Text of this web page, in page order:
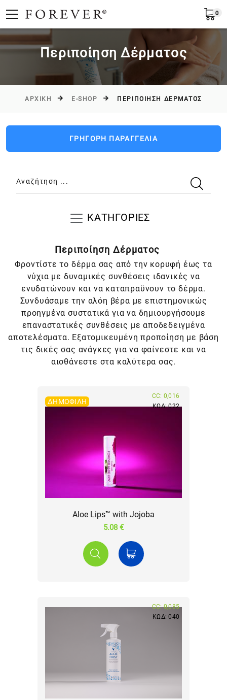
EL Ελλάδα Υποβολή
0
Περιποίηση Δέρματος
ΑΡΧΙΚΉ E-SHOP ΠΕΡΙΠΟΊΗΣΗ ΔΈΡΜΑΤΟΣ
ΓΡΗΓΟΡΗ ΠΑΡΑΓΓΕΛΙΑ
Αναζήτηση ...
ΚΑΤΗΓΟΡΙΕΣ
Περιποίηση Δέρματος
Φροντίστε το δέρμα σας από την κορυφή έως τα
νύχια με δυναμικές συνθέσεις ιδανικές να
ενυδατώνουν και να καταπραϋνουν το δέρμα.
Συνδυάσαμε την αλόη βέρα με επιστημονικώς
προηγμένα συστατικά για να δημιουργήσουμε
επαναστατικές συνθέσεις με αποδεδειγμένα
αποτελέσματα. Εξατομικευμένη προποίηση με βάση
τις δικές σας ανάγκες για να φαίνεστε και να
αισθάνεστε στα καλύτερα σας.
ΔΗΜΟΦΙΛΉ
Aloe Lips™ with Jojoba
5.08 €
ΚΩΔ: 022
CC: 0,016
ΚΩΔ: 040
CC: 0,085